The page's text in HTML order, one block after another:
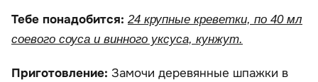
Тебе понадобится: 24 крупные креветки, по 40 мл
соевого соуса и винного уксуса, кунжут.
Приготовление: Замочи деревянные шпажки в